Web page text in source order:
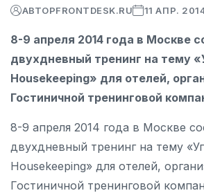
АВТОРFRONTDESK.RU 11 АПР.
8-9 апреля 2014 года в Москве
двухдневный тренинг на тему
Housekeeping» для отелей,
Гостиничной тренинговой
8-9 апреля 2014 года в Москве
двухдневный тренинг на тему
Housekeeping» для отелей,
Гостиничной тренинговой